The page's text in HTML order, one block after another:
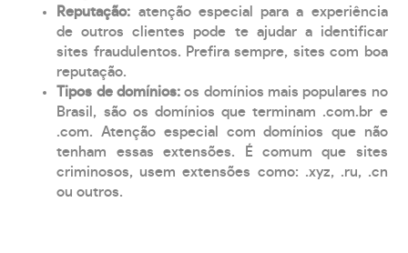
Reputação: atenção especial para a experiência
de outros clientes pode te ajudar a identificar
sites fraudulentos. Prefira sempre, sites com boa
reputação.
Tipos de domínios:os domínios mais populares no
Brasil, são os domínios que terminam .com.br e
.com. Atenção especial com domínios que não
tenham essas extensões. É comum que sites
criminosos, usem extensões como: .xyz, .ru, .cn
ou outros.